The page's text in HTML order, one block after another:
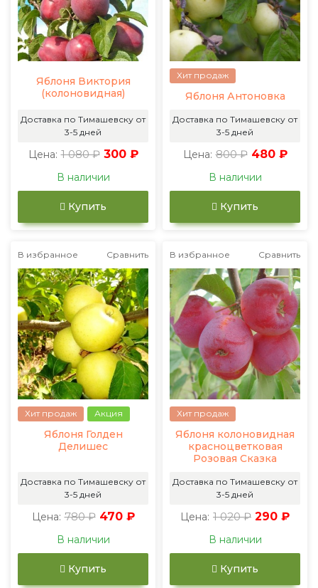
Яблоня Виктория
(колоновидная)
Доставка по Тимашевску от
3-5 дней
Цена: 1 080 ₽ 300 ₽
В наличии
Купить
Хит продаж
Яблоня Антоновка
Доставка по Тимашевску от
3-5 дней
Цена: 800 ₽ 480 ₽
В наличии
Купить
В избранное Сравнить
Хит продаж Акция
Яблоня Голден
Делишес
Доставка по Тимашевску от
3-5 дней
Цена: 780 ₽ 470 ₽
В наличии
Купить
В избранное Сравнить
Хит продаж
Яблоня колоновидная
красноцветковая
Розовая Сказка
Доставка по Тимашевску от
3-5 дней
Цена: 1 020 ₽ 290 ₽
В наличии
Купить